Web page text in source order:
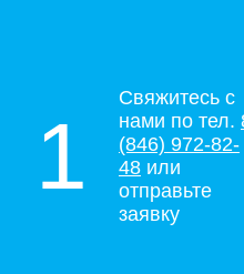
1
Свяжитесь с
нами по тел.
(846) 972-82-
48 или
отправьте
заявку